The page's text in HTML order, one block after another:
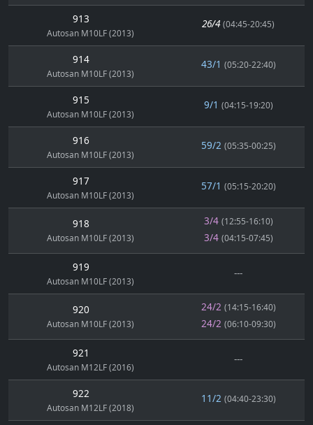
913
Autosan M10LF (2013)
26/4 (04:45-20:45)
914
Autosan M10LF (2013)
43/1 (05:20-22:40)
915
Autosan M10LF (2013)
9/1 (04:15-19:20)
916
Autosan M10LF (2013)
59/2 (05:35-00:25)
917
Autosan M10LF (2013)
57/1 (05:15-20:20)
918
Autosan M10LF (2013)
3/4 (12:55-16:10)
3/4 (04:15-07:45)
919
Autosan M10LF (2013)
---
920
Autosan M10LF (2013)
24/2 (14:15-16:40)
24/2 (06:10-09:30)
921
Autosan M12LF (2016)
---
922
Autosan M12LF (2018)
11/2 (04:40-23:30)